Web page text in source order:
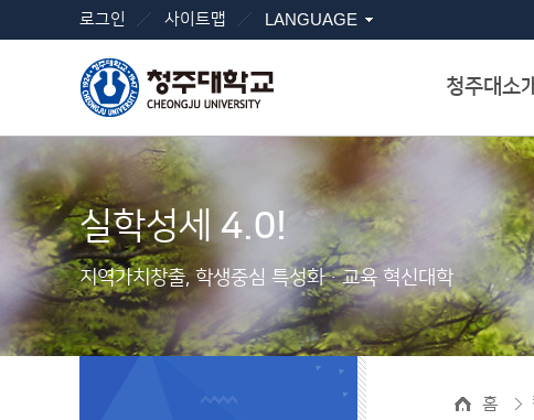
로그인 사이트맵 LANGUAGE
청주대소
실학성세 4.0!
지역가치창출, 학생중심 특성화ㆍ교육 혁신대학
홈